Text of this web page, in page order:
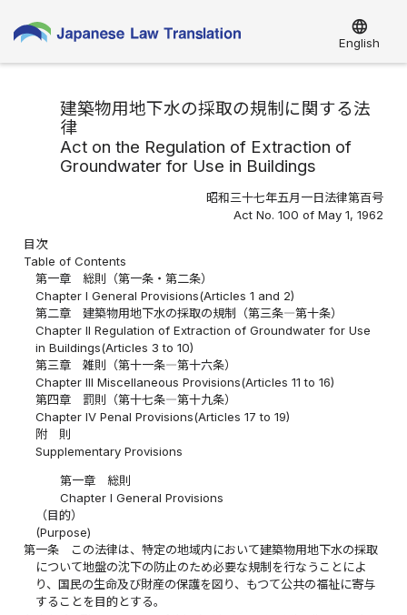
language
English
建築物用地下水の採取の規制に関する法
律
Act on the Regulation of Extraction of
Groundwater for Use in Buildings
昭和三十七年五月一日法律第百号
Act No. 100 of May 1, 1962
目次
Table of Contents
第一章 総則（第一条・第二条）
Chapter I General Provisions(Articles 1 and 2)
第二章 建築物用地下水の採取の規制（第三条―第十条）
Chapter II Regulation of Extraction of Groundwater for Use
in Buildings(Articles 3 to 10)
第三章 雑則（第十一条―第十六条）
Chapter III Miscellaneous Provisions(Articles 11 to 16)
第四章 罰則（第十七条―第十九条）
Chapter IV Penal Provisions(Articles 17 to 19)
附 則
Supplementary Provisions
第一章 総則
Chapter I General Provisions
（目的）
(Purpose)
第一条
この法律は、特定の地域内において建築物用地下水の採取
について地盤の沈下の防止のため必要な規制を行なうことによ
り、国民の生命及び財産の保護を図り、もつて公共の福祉に寄与
することを目的とする。